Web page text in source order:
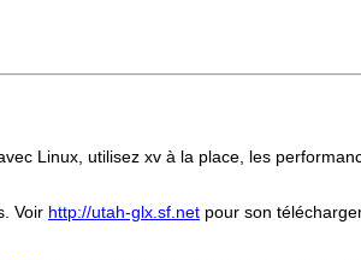
Linux, utilisez xv à la place, les
Voir http://utah-glx.sf.net pour son